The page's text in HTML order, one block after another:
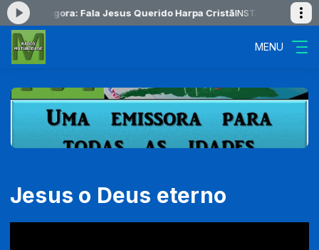
agora: Fala Jesus Querido Harpa CristãINSTANTES COM
MENU
Jesus o Deus eterno